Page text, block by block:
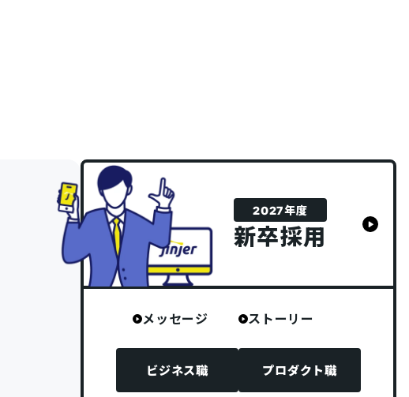
2027年度
新卒採用
メッセージ ストーリー
ビジネス職 プロダクト職